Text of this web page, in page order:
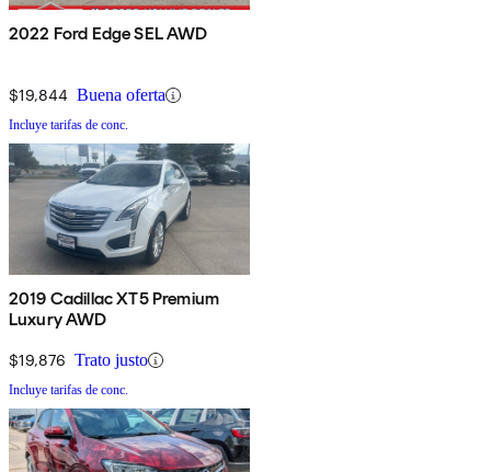
2022 Ford Edge SEL AWD
$19,844 Buena oferta
Incluye tarifas de conc.
2019 Cadillac XT5 Premium
Luxury AWD
$19,876 Trato justo
Incluye tarifas de conc.